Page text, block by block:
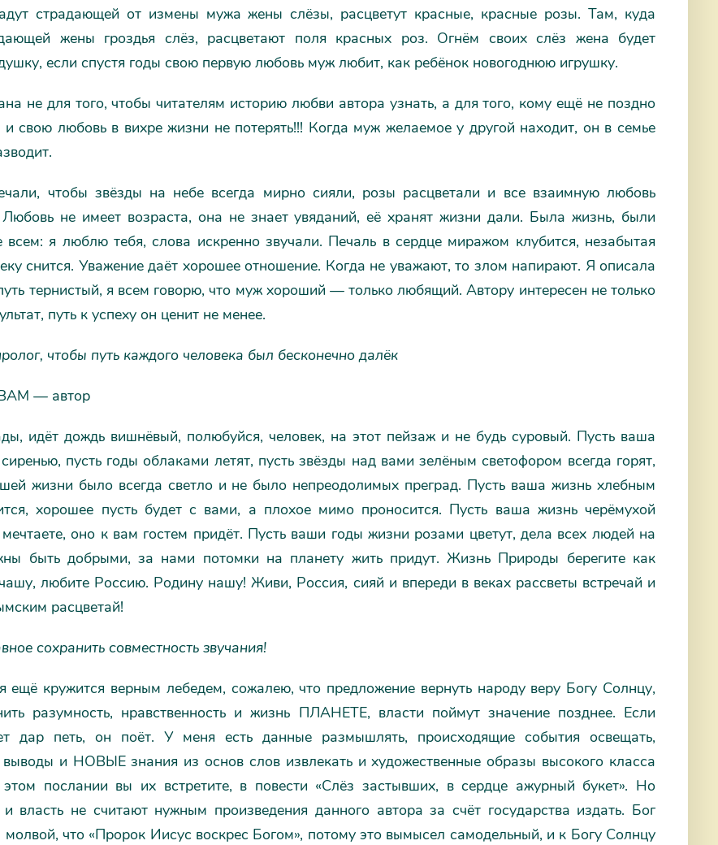
страдающей от измены мужа жены слёзы, расцветут красные, красные розы. Там, куда
жены гроздья слёз, расцветают поля красных роз. Огнём своих слёз жена будет
если спустя годы свою первую любовь муж любит, как ребёнок новогоднюю игрушку.
не для того, чтобы читателям историю любви автора узнать, а для того, кому ещё не поздно
и свою любовь в вихре жизни не потерять!!! Когда муж желаемое у другой находит, он в семье
чтобы звёзды на небе всегда мирно сияли, розы расцветали и все взаимную любовь
Любовь не имеет возраста, она не знает увяданий, её хранят жизни дали. Была жизнь, были
всем: я люблю тебя, слова искренно звучали. Печаль в сердце миражом клубится, незабытая
снится. Уважение даёт хорошее отношение. Когда не уважают, то злом напирают. Я описала
тернистый, я всем говорю, что муж хороший — только любящий. Автору интересен не только
путь к успеху он ценит не менее.
чтобы путь каждого человека был бесконечно далёк
— автор
идёт дождь вишнёвый, полюбуйся, человек, на этот пейзаж и не будь суровый. Пусть ваша
пусть годы облаками летят, пусть звёзды над вами зелёным светофором всегда горят,
жизни было всегда светло и не было непреодолимых преград. Пусть ваша жизнь хлебным
хорошее пусть будет с вами, а плохое мимо проносится. Пусть ваша жизнь черёмухой
оно к вам гостем придёт. Пусть ваши годы жизни розами цветут, дела всех людей на
быть добрыми, за нами потомки на планету жить придут. Жизнь Природы берегите как
любите Россию. Родину нашу! Живи, Россия, сияй и впереди в веках рассветы встречай и
расцветай!
сохранить совместность звучания!
ещё кружится верным лебедем, сожалею, что предложение вернуть народу веру Богу Солнцу,
разумность, нравственность и жизнь ПЛАНЕТЕ, власти поймут значение позднее. Если
дар петь, он поёт. У меня есть данные размышлять, происходящие события освещать,
и НОВЫЕ знания из основ слов извлекать и художественные образы высокого класса
послании вы их встретите, в повести «Слёз застывших, в сердце ажурный букет». Но
и власть не считают нужным произведения данного автора за счёт государства издать. Бог
что «Пророк Иисус воскрес Богом», потому это вымысел самодельный, и к Богу Солнцу